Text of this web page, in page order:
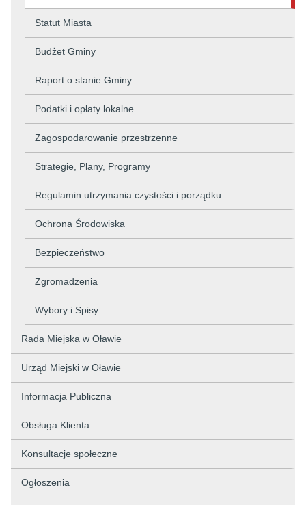
Statut Miasta
Budżet Gminy
Raport o stanie Gminy
Podatki i opłaty lokalne
Zagospodarowanie przestrzenne
Strategie, Plany, Programy
Regulamin utrzymania czystości i porządku
Ochrona Środowiska
Bezpieczeństwo
Zgromadzenia
Wybory i Spisy
Rada Miejska w Oławie
Urząd Miejski w Oławie
Informacja Publiczna
Obsługa Klienta
Konsultacje społeczne
Ogłoszenia